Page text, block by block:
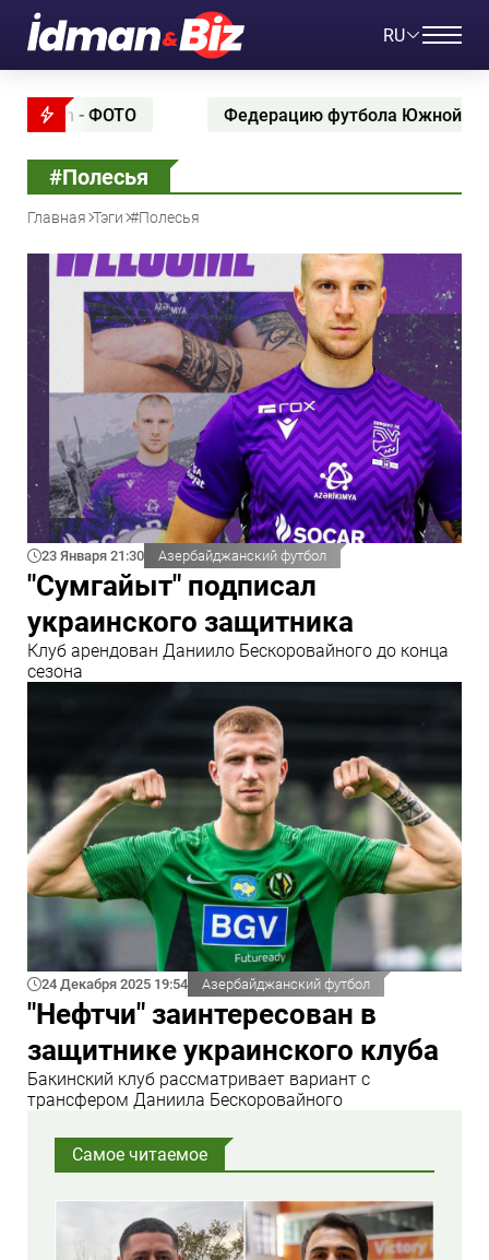
RU
ФОТО Федерацию футбола Южной Кореи
#Полесья
Главная Тэги #Полесья
23 Января 21:30 Азербайджанский футбол
"Сумгайыт" подписал
украинского защитника
Клуб арендован Даниило Бескоровайного до конца
сезона
24 Декабря 2025 19:54 Азербайджанский футбол
"Нефтчи" заинтересован в
защитнике украинского клуба
Бакинский клуб рассматривает вариант с
трансфером Даниила Бескоровайного
Самое читаемое